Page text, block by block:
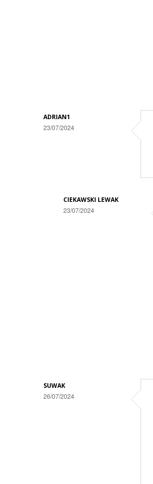
wiatraki
ADRIAN1
23/07/2024
CIEKAWSKI LEWAK
23/07/2024
lasy
cięte
SUWAK
26/07/2024